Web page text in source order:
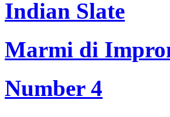
Indian Slate
Marmi di
Number 4